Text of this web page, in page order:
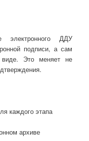
электронного ДДУ
подписи, а сам
Это меняет не
каждого этапа
архиве